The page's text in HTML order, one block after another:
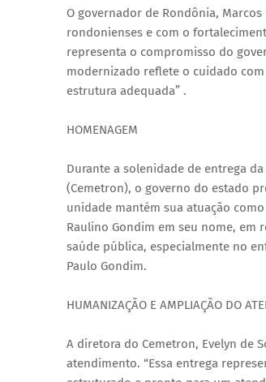
O governador de Rondônia,
rondonienses e com o
representa o compromisso do
modernizado reflete o cuidado
estrutura adequada” .
HOMENAGEM
Durante a solenidade de entrega
(Cemetron), o governo do estado
unidade mantém sua atuação
Raulino Gondim em seu nome, em
saúde pública, especialmente no
Paulo Gondim.
HUMANIZAÇÃO E AMPLIAÇÃO DO
A diretora do Cemetron, Evelyn de
atendimento. “Essa entrega